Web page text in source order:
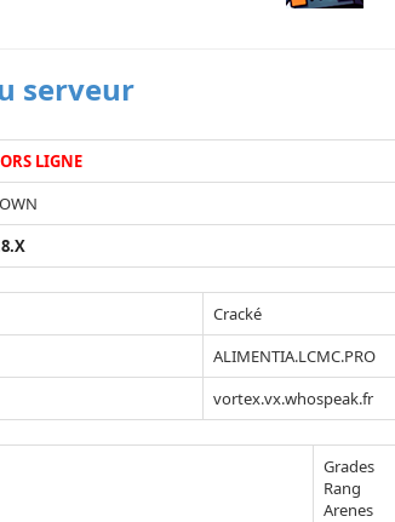
serveur
LIGNE
Cracké
ALIMENTIA.LCMC.PRO
vortex.vx.whospeak.fr
Grades
Rang
Arenes